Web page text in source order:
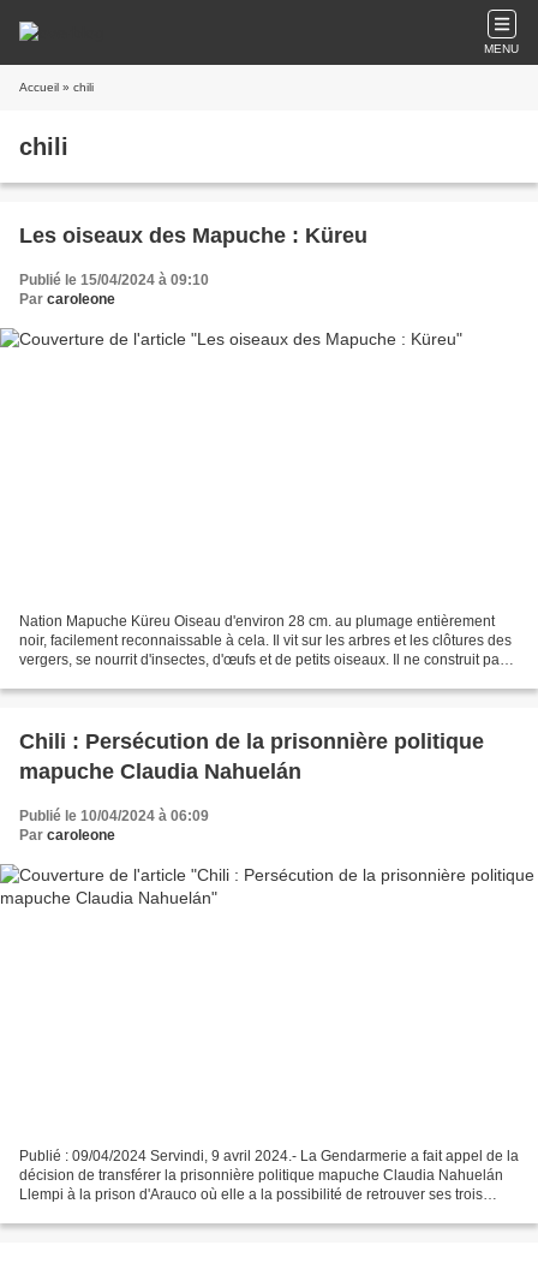
MENU
Accueil » chili
chili
Les oiseaux des Mapuche : Küreu
Publié le 15/04/2024 à 09:10
Par caroleone
Nation Mapuche Küreu Oiseau d'environ 28 cm. au plumage entièrement
noir, facilement reconnaissable à cela. Il vit sur les arbres et les clôtures des
vergers, se nourrit d'insectes, d'œufs et de petits oiseaux. Il ne construit pas
Chili : Persécution de la prisonnière politique
mapuche Claudia Nahuelán
Publié le 10/04/2024 à 06:09
Par caroleone
Publié : 09/04/2024 Servindi, 9 avril 2024.- La Gendarmerie a fait appel de la
décision de transférer la prisonnière politique mapuche Claudia Nahuelán
Llempi à la prison d'Arauco où elle a la possibilité de retrouver ses trois